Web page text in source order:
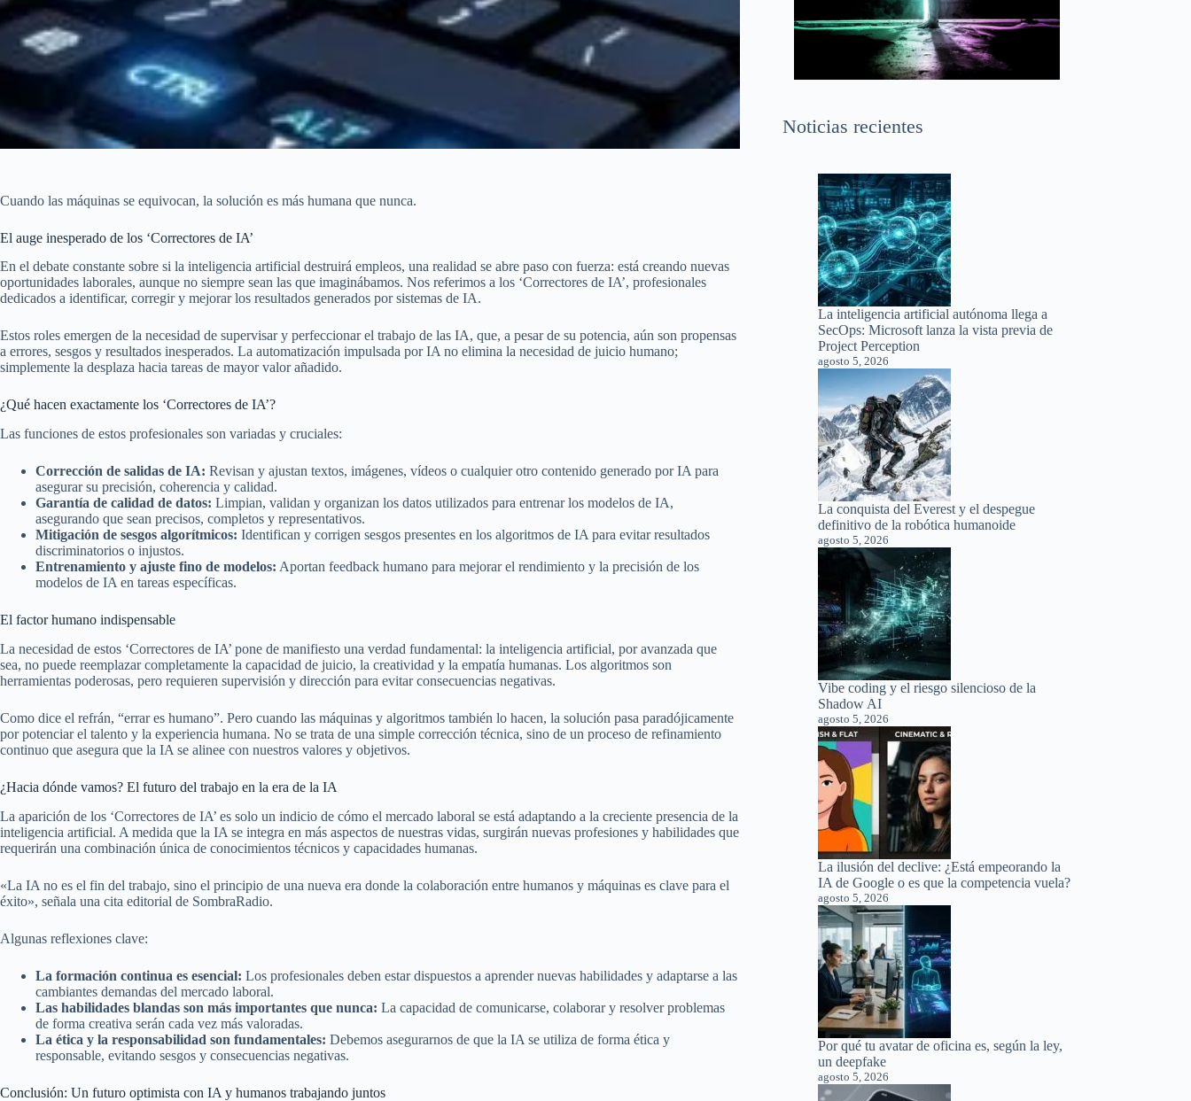
Cuando las máquinas se equivocan, la solución es más humana que nunca.
El auge inesperado de los ‘Correctores de IA’
En el debate constante sobre si la inteligencia artificial destruirá empleos, una realidad se abre paso con fuerza: está creando nuevas
oportunidades laborales, aunque no siempre sean las que imaginábamos. Nos referimos a los ‘Correctores de IA’, profesionales
dedicados a identificar, corregir y mejorar los resultados generados por sistemas de IA.
Estos roles emergen de la necesidad de supervisar y perfeccionar el trabajo de las IA, que, a pesar de su potencia, aún son propensas
a errores, sesgos y resultados inesperados. La automatización impulsada por IA no elimina la necesidad de juicio humano;
simplemente la desplaza hacia tareas de mayor valor añadido.
¿Qué hacen exactamente los ‘Correctores de IA’?
Las funciones de estos profesionales son variadas y cruciales:
Corrección de salidas de IA: Revisan y ajustan textos, imágenes, vídeos o cualquier otro contenido generado por IA para
asegurar su precisión, coherencia y calidad.
Garantía de calidad de datos: Limpian, validan y organizan los datos utilizados para entrenar los modelos de IA,
asegurando que sean precisos, completos y representativos.
Mitigación de sesgos algorítmicos: Identifican y corrigen sesgos presentes en los algoritmos de IA para evitar resultados
discriminatorios o injustos.
Entrenamiento y ajuste fino de modelos: Aportan feedback humano para mejorar el rendimiento y la precisión de los
modelos de IA en tareas específicas.
El factor humano indispensable
La necesidad de estos ‘Correctores de IA’ pone de manifiesto una verdad fundamental: la inteligencia artificial, por avanzada que
sea, no puede reemplazar completamente la capacidad de juicio, la creatividad y la empatía humanas. Los algoritmos son
herramientas poderosas, pero requieren supervisión y dirección para evitar consecuencias negativas.
Como dice el refrán, “errar es humano”. Pero cuando las máquinas y algoritmos también lo hacen, la solución pasa paradójicamente
por potenciar el talento y la experiencia humana. No se trata de una simple corrección técnica, sino de un proceso de refinamiento
continuo que asegura que la IA se alinee con nuestros valores y objetivos.
¿Hacia dónde vamos? El futuro del trabajo en la era de la IA
La aparición de los ‘Correctores de IA’ es solo un indicio de cómo el mercado laboral se está adaptando a la creciente presencia de la
inteligencia artificial. A medida que la IA se integra en más aspectos de nuestras vidas, surgirán nuevas profesiones y habilidades que
requerirán una combinación única de conocimientos técnicos y capacidades humanas.
«La IA no es el fin del trabajo, sino el principio de una nueva era donde la colaboración entre humanos y máquinas es clave para el
éxito», señala una cita editorial de SombraRadio.
Algunas reflexiones clave:
La formación continua es esencial: Los profesionales deben estar dispuestos a aprender nuevas habilidades y adaptarse a las
cambiantes demandas del mercado laboral.
Las habilidades blandas son más importantes que nunca: La capacidad de comunicarse, colaborar y resolver problemas
de forma creativa serán cada vez más valoradas.
La ética y la responsabilidad son fundamentales: Debemos asegurarnos de que la IA se utiliza de forma ética y
responsable, evitando sesgos y consecuencias negativas.
Conclusión: Un futuro optimista con IA y humanos trabajando juntos
Noticias recientes
La inteligencia artificial autónoma llega a
SecOps: Microsoft lanza la vista previa de
Project Perception
agosto 5, 2026
La conquista del Everest y el despegue
definitivo de la robótica humanoide
agosto 5, 2026
Vibe coding y el riesgo silencioso de la
Shadow AI
agosto 5, 2026
La ilusión del declive: ¿Está empeorando la
IA de Google o es que la competencia vuela?
agosto 5, 2026
Por qué tu avatar de oficina es, según la ley,
un deepfake
agosto 5, 2026